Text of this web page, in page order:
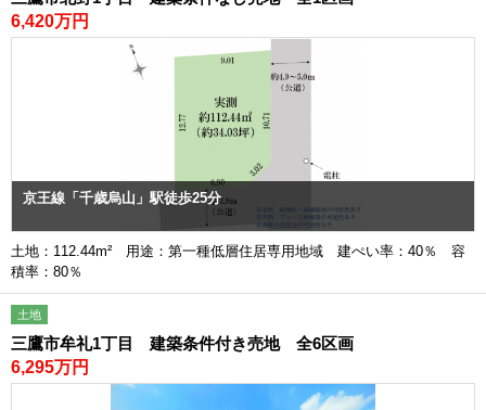
6,420万円
京王線「千歳烏山」駅徒歩25分
土地：112.44m² 用途：第一種低層住居専用地域 建ぺい率：40％ 容
積率：80％
土地
三鷹市牟礼1丁目 建築条件付き売地 全6区画
6,295万円